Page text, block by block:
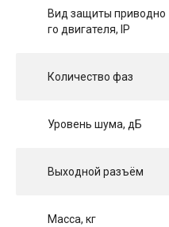
Вид защиты приводно
го двигателя, IP
Количество фаз
Уровень шума, дБ
Выходной разъём
Масса, кг